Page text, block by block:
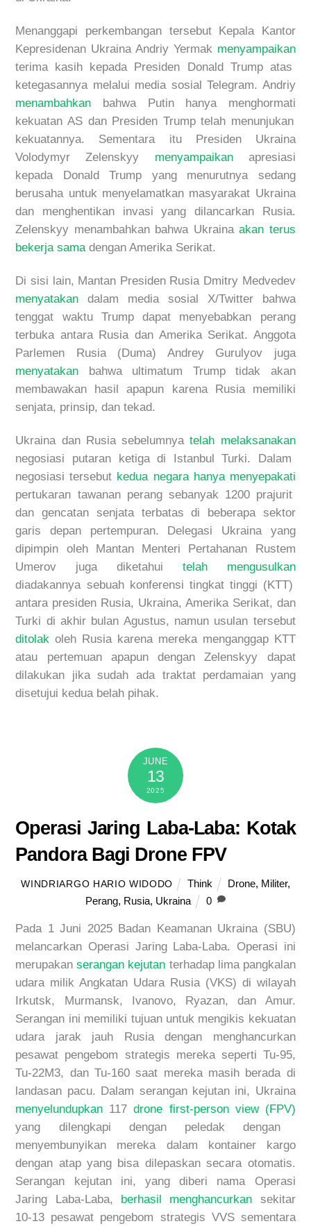
Menanggapi perkembangan tersebut Kepala Kantor
Kepresidenan Ukraina Andriy Yermak menyampaikan
terima kasih kepada Presiden Donald Trump atas
ketegasannyamelalui media sosial Telegram. Andriy
menambahkan bahwa Putin hanya menghormati
kekuatan AS dan Presiden Trump telah menunjukan
kekuatannya. Sementara itu Presiden Ukraina
Volodymyr Zelenskyy menyampaikanapresiasi
kepada Donald Trump yang menurutnya sedang
berusaha untuk menyelamatkan masyarakat Ukraina
dan menghentikan invasi yang dilancarkan Rusia.
Zelenskyy menambahkan bahwa Ukraina akan terus
bekerja samadengan Amerika Serikat.
Di sisi lain, Mantan Presiden Rusia Dmitry Medvedev
menyatakan dalam media sosial X/Twitter bahwa
tenggat waktu Trump dapat menyebabkan perang
terbuka antara Rusia dan Amerika Serikat. Anggota
Parlemen Rusia(Duma) Andrey Gurulyov juga
menyatakan bahwa ultimatum Trump tidak akan
membawakan hasil apapun karena Rusia memiliki
senjata, prinsip, dantekad.
Ukraina dan Rusia sebelumnyatelah melaksanakan
negosiasi putaran ketiga di Istanbul Turki. Dalam
negosiasi tersebut kedua negara hanya menyepakati
pertukaran tawanan perang sebanyak 1200 prajurit
dan gencatan senjata terbatas di beberapa sektor
garis depan pertempuran. Delegasi Ukraina yang
dipimpin oleh Mantan Menteri Pertahanan Rustem
Umerov juga diketahui telah mengusulkan
diadakannya sebuah konferensi tingkat tinggi (KTT)
antara presiden Rusia, Ukraina, Amerika Serikat, dan
Turki di akhir bulan Agustus, namun usulan tersebut
ditolak oleh Rusia karena mereka menganggap KTT
atau pertemuan apapun dengan Zelenskyy dapat
dilakukan jika sudah ada traktat perdamaian yang
disetujui kedua belah pihak.
JUNE
13
2025
Operasi Jaring Laba-Laba: Kotak
Pandora Bagi Drone FPV
WINDRIARGO HARIO WIDODO Think Drone, Militer,
Perang, Rusia, Ukraina 0
Pada 1Juni 2025 Badan Keamanan Ukraina (SBU)
melancarkan Operasi Jaring Laba-Laba. Operasi ini
merupakanserangan kejutan terhadap lima pangkalan
udara milik Angkatan Udara Rusia (VKS) di wilayah
Irkutsk, Murmansk, Ivanovo, Ryazan, dan Amur.
Serangan ini memiliki tujuanuntuk mengikis kekuatan
udara jarak jauh Rusiadengan menghancurkan
pesawat pengebom strategis mereka seperti Tu-95,
Tu-22M3, dan Tu-160saat mereka masih berada di
landasan pacu. Dalam serangan kejutan ini, Ukraina
menyelundupkan 117drone first-person view (FPV)
yang dilengkapi dengan peledakdengan
menyembunyikan mereka dalam kontainer kargo
dengan atap yang bisa dilepaskan secara otomatis.
Serangan kejutan ini, yang diberi nama Operasi
Jaring Laba-Laba, berhasil menghancurkan sekitar
10-13 pesawat pengebom strategis VVS sementara